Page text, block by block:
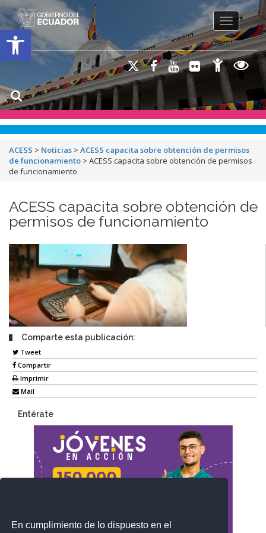
En cumplimiento de lo dispuesto en el
Open toolbar
Toggle
ACESS > Noticias > ACESS capacita sobre obtención de permisos
de funcionamiento > ACESS capacita sobre obtención de permisos
de funcionamiento
ACESS capacita sobre obtención de
permisos de funcionamiento
Comparte esta publicación:
Tweet
Compartir
Imprimir
Mail
Entérate